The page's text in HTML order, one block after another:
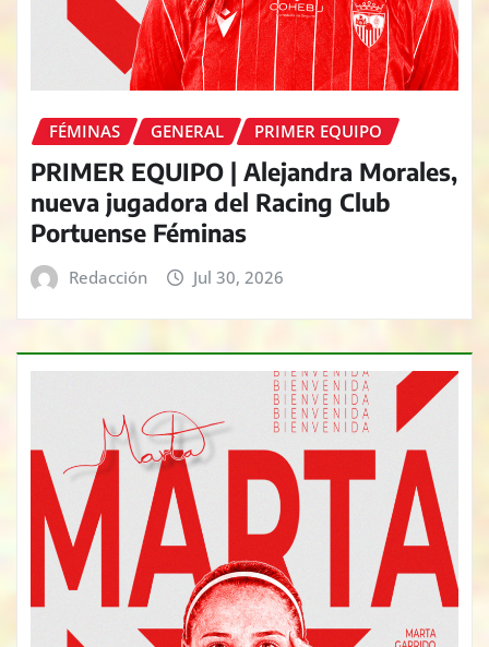
FÉMINAS GENERAL PRIMER EQUIPO
PRIMER EQUIPO | Alejandra Morales,
nueva jugadora del Racing Club
Portuense Féminas
Redacción Jul 30, 2026